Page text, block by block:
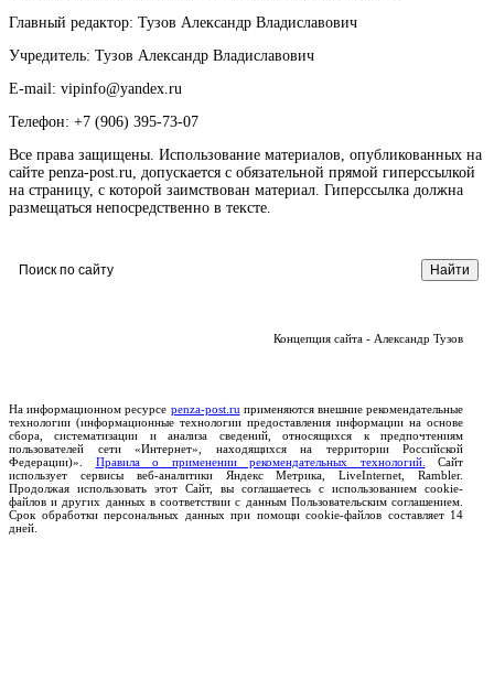
Главный редактор: Тузов Александр Владиславович
Учредитель: Тузов Александр Владиславович
E-mail: vipinfo@yandex.ru
Телефон: +7 (906) 395-73-07
Все права защищены. Использование материалов, опубликованных на
сайте penza-post.ru, допускается с обязательной прямой гиперссылкой
на страницу, с которой заимствован материал. Гиперссылка должна
размещаться непосредственно в тексте.
Концепция сайта - Александр Тузов
На информационном ресурсе penza-post.ru применяются внешние рекомендательные
технологии (информационные технологии предоставления информации на основе
сбора, систематизации и анализа сведений, относящихся к предпочтениям
пользователей сети «Интернет», находящихся на территории Российской
Федерации)». Правила о применении рекомендательных технологий.
Сайт
использует сервисы веб-аналитики Яндекс Метрика, LiveInternet, Rambler.
Продолжая использовать этот Сайт, вы соглашаетесь с использованием cookie-
файлов и других данных в соответствии с данным Пользовательским соглашением.
Срок обработки персональных данных при помощи cookie-файлов составляет 14
дней.